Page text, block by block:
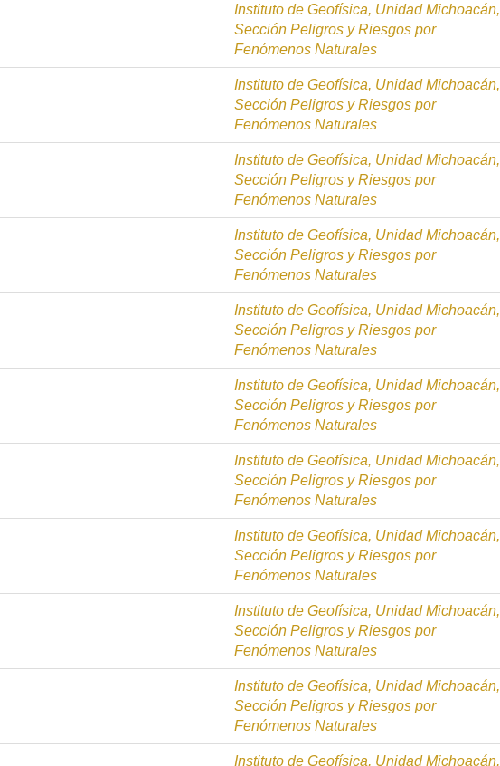
Instituto de Geofísica, Unidad Michoacán,
Sección Peligros y Riesgos por
Fenómenos Naturales
Instituto de Geofísica, Unidad Michoacán,
Sección Peligros y Riesgos por
Fenómenos Naturales
Instituto de Geofísica, Unidad Michoacán,
Sección Peligros y Riesgos por
Fenómenos Naturales
Instituto de Geofísica, Unidad Michoacán,
Sección Peligros y Riesgos por
Fenómenos Naturales
Instituto de Geofísica, Unidad Michoacán,
Sección Peligros y Riesgos por
Fenómenos Naturales
Instituto de Geofísica, Unidad Michoacán,
Sección Peligros y Riesgos por
Fenómenos Naturales
Instituto de Geofísica, Unidad Michoacán,
Sección Peligros y Riesgos por
Fenómenos Naturales
Instituto de Geofísica, Unidad Michoacán,
Sección Peligros y Riesgos por
Fenómenos Naturales
Instituto de Geofísica, Unidad Michoacán,
Sección Peligros y Riesgos por
Fenómenos Naturales
Instituto de Geofísica, Unidad Michoacán,
Sección Peligros y Riesgos por
Fenómenos Naturales
Instituto de Geofísica, Unidad Michoacán,